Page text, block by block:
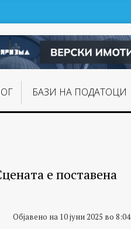
БАЗИ НА ПОДАТОЦИ
е поставена
Објавено на 10 јуни 2025 во 8:04